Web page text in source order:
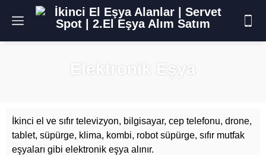
Elektronik Eşya
İkinci el ve sıfır televizyon, bilgisayar, cep telefonu, drone,
tablet, süpürge, klima, kombi, robot süpürge, sıfır mutfak
eşyaları gibi elektronik eşya alınır.